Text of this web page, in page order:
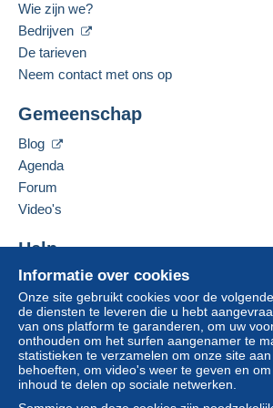
Betaling via:
Betalingsvoorwaarden:
Alle betalingen worden gedaan met
overschrijving naar uw saldo. Er
betalingen gedaan per cheque of
rechtstreeks aan de verkoper.
De koper gebruikt de middelen die
beschikking stelt in de pagina "Mijn
Een betaling die niet is verricht met
Gesproken taal:
Frans
De verkoper contacteren
Informatie over cookies
Onze site gebruikt cookies voor de
de diensten te leveren die u hebt
van ons platform te garanderen, om uw
onthouden om het surfen aangenamer te
statistieken te verzamelen om onze site
behoeften, om video's weer te geven en
inhoud te delen op sociale netwerken.
Wie zijn we?
Bedrijven
De tarieven
Neem contact met ons op
Gemeenschap
Blog
Agenda
Forum
Video's
Help
Hulpcentrum
Kopen op Delcampe
Verkopen op Delcampe
Een beveiligde website